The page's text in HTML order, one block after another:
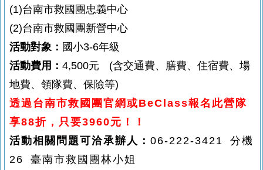
(1)台南市救國團忠義中心
(2)台南市救國團新營中心
活動對象： 國小3-6年級
活動費用： 4,500元 (含交通費、膳費、住宿費、場
地費、領隊費、保險等)
透過台南市救國團官網或BeClass報名此營隊
享88折，只要3960元 ！！
活動相關問題可洽承辦人： 06-222-3421 分機
26 臺南市救國團林小姐